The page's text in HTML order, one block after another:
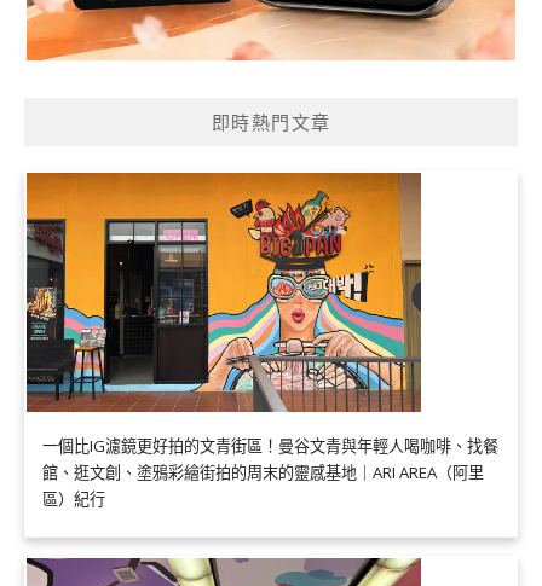
即時熱門文章
一個比IG濾鏡更好拍的文青街區！曼谷文青與年輕人喝咖啡、找餐
館、逛文創、塗鴉彩繪街拍的周末的靈感基地｜ARI AREA（阿里
區）紀行